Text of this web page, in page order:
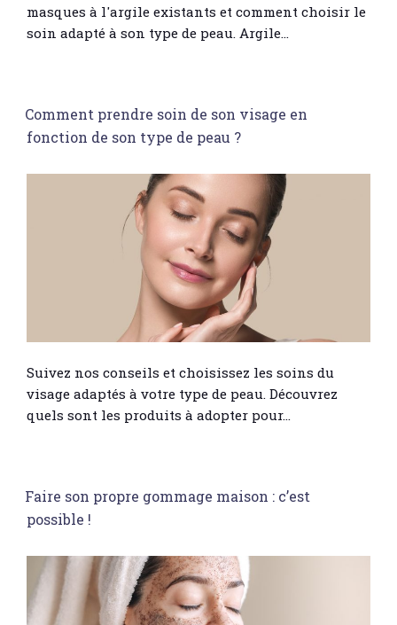
masques à l'argile existants et comment choisir le
soin adapté à son type de peau. Argile…
Comment prendre soin de son visage en
fonction de son type de peau ?
Suivez nos conseils et choisissez les soins du
visage adaptés à votre type de peau. Découvrez
quels sont les produits à adopter pour…
Faire son propre gommage maison : c’est
possible !